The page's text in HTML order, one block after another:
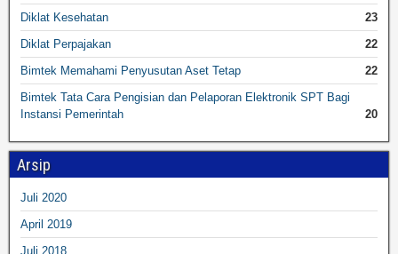
Diklat Kesehatan
23
Diklat Perpajakan
22
Bimtek Memahami Penyusutan Aset Tetap
22
Bimtek Tata Cara Pengisian dan Pelaporan Elektronik SPT Bagi
Instansi Pemerintah
20
Arsip
Juli 2020
April 2019
Juli 2018